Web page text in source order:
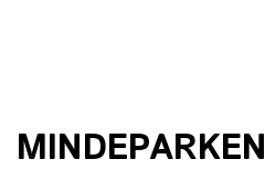
MINDEPARKEN